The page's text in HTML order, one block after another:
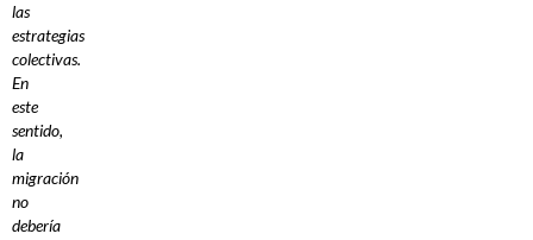
las
estrategias
colectivas.
En
este
sentido,
la
migración
no
debería